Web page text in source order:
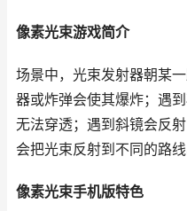
像素光束游戏简介
场景中，光束发射器朝某
器或炸弹会使其爆炸；遇
无法穿透；遇到斜镜会反
会把光束反射到不同的路
像素光束手机版特色